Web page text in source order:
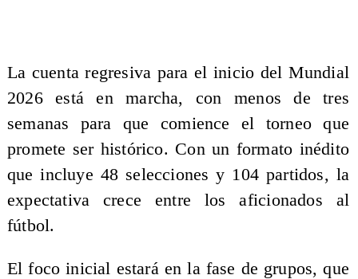
La cuenta regresiva para el inicio del Mundial
2026 está en marcha, con menos de tres
semanas para que comience el torneo que
promete ser histórico. Con un formato inédito
que incluye 48 selecciones y 104 partidos, la
expectativa crece entre los aficionados al
fútbol.
El foco inicial estará en la fase de grupos, que